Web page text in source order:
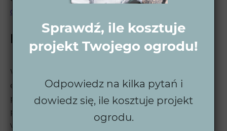
ogrodu
Projekt ogrodu w Strzelnie
W Wytwórni Zieleni tworzymy ogrody, które łączą
estetykę z nowoczesnymi technologiami. Nasze
projekty są dostosowane do indywidualnych
potrzeb klientów, a współpraca z lokalnymi
wykonawcami zapewnia najwyższą jakość usług.
Sprawdź, ile kosztuje
projekt Twojego ogrodu!
Odpowiedz na kilka pytań i
dowiedz się, ile kosztuje projekt
ogrodu.